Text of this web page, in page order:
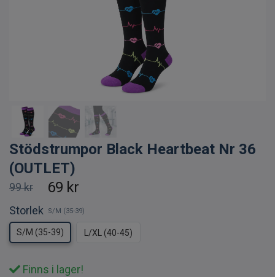
Stödstrumpor Black Heartbeat Nr 36
(OUTLET)
99 kr 69 kr
Storlek S/M (35-39)
S/M (35-39) L/XL (40-45)
Finns i lager!